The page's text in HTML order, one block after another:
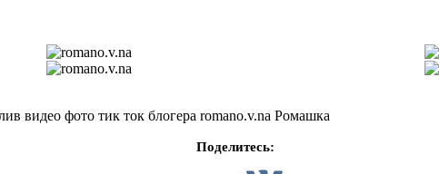
видео фото тик ток блогера romano.v.na Ромашка
Поделитесь: